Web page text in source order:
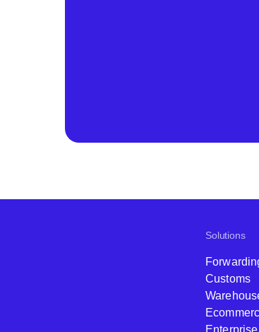
Solutions
Customs
Enterprise